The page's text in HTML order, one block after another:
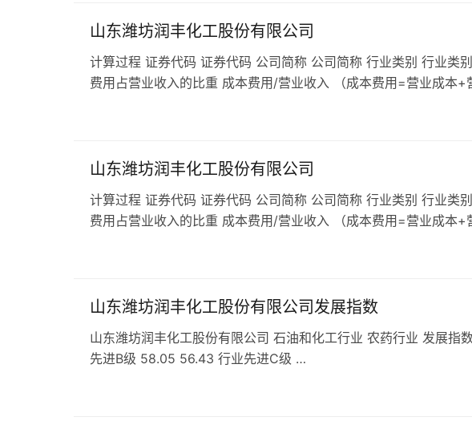
山东潍坊润丰化工股份有限公司
计算过程 证券代码 证券代码 公司简称 公司简称 行业类别 行业类
费用占营业收入的比重 成本费用/营业收入 （成本费用=营业成本+
山东潍坊润丰化工股份有限公司
计算过程 证券代码 证券代码 公司简称 公司简称 行业类别 行业类
费用占营业收入的比重 成本费用/营业收入 （成本费用=营业成本+
山东潍坊润丰化工股份有限公司发展指数
山东潍坊润丰化工股份有限公司 石油和化工行业 农药行业 发展
先进B级 58.05 56.43 行业先进C级 …